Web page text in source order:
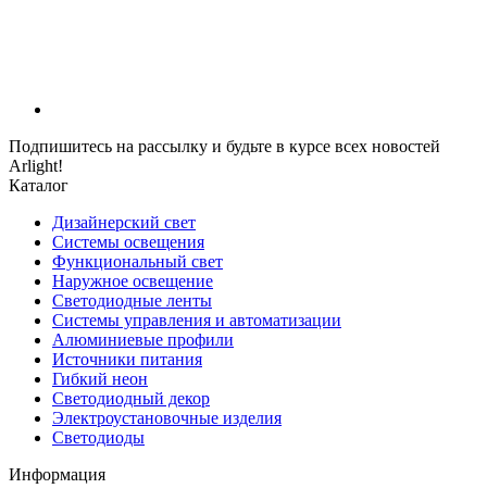
Подпишитесь на рассылку и будьте в курсе всех новостей
Arlight!
Каталог
Дизайнерский свет
Системы освещения
Функциональный свет
Наружное освещение
Светодиодные ленты
Системы управления и автоматизации
Алюминиевые профили
Источники питания
Гибкий неон
Светодиодный декор
Электроустановочные изделия
Светодиоды
Информация